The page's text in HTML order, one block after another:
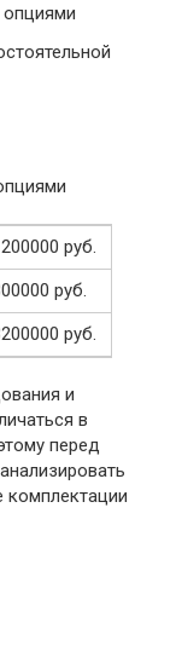
руб.
руб.
руб.
и
в
перед